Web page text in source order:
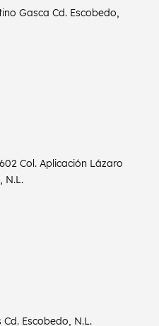
GascaCd. Escobedo,
Col. Aplicación Lázaro
N.L.
Cd. Escobedo, N.L.